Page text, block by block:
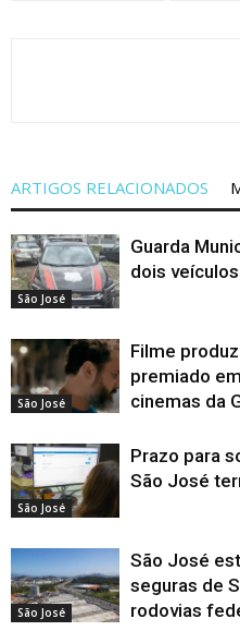
ARTIGOS RELACIONADOS
São José
Guarda
dois
São José
Filme
premiado
cinemas da
São José
Prazo para
São José
São José
São José
seguras de
rodovias